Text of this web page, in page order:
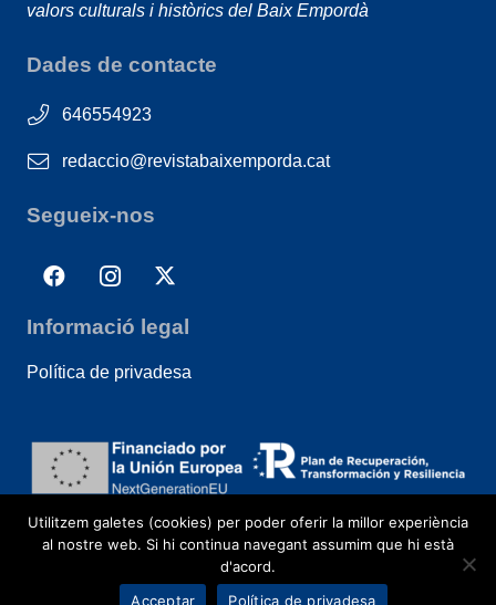
valors culturals i històrics del Baix Empordà
Dades de contacte
646554923
redaccio@revistabaixemporda.cat
Segueix-nos
Informació legal
Política de privadesa
Utilitzem galetes (cookies) per poder oferir la millor experiència
al nostre web. Si hi continua navegant assumim que hi està
d'acord.
Acceptar
Política de privadesa